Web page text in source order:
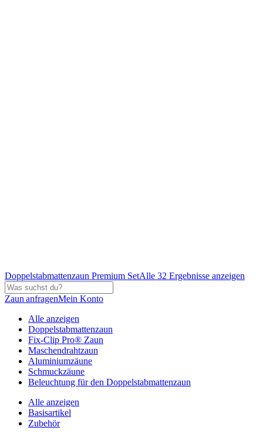
Doppelstabmattenzaun Premium SetAlle 32 Ergebnisse anzeigen
Zaun anfragenMein Konto
Alle anzeigen
Doppelstabmattenzaun
Fix-Clip Pro® Zaun
Maschendrahtzaun
Aluminiumzäune
Schmuckzäune
Beleuchtung für den Doppelstabmattenzaun
Alle anzeigen
Basisartikel
Zubehör